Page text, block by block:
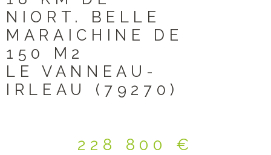
NIORT. BELLE
MARAICHINE DE
150 M2
LE VANNEAU-
IRLEAU (79270)
228 800 €